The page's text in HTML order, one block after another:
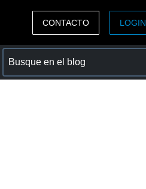
ASIA PACIFIC
CONTACTO LOGIN